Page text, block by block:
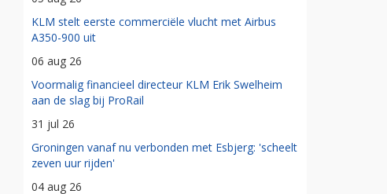
KLM stelt eerste commerciële vlucht met Airbus
A350-900 uit
06 aug 26
Voormalig financieel directeur KLM Erik Swelheim
aan de slag bij ProRail
31 jul 26
Groningen vanaf nu verbonden met Esbjerg: 'scheelt
zeven uur rijden'
04 aug 26